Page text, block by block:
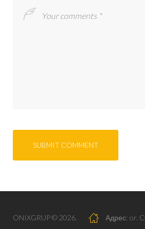
ONIXGRUP © 2026. Адрес: or.